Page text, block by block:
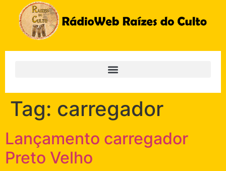
Tag: carregador
Lançamento carregador
Preto Velho